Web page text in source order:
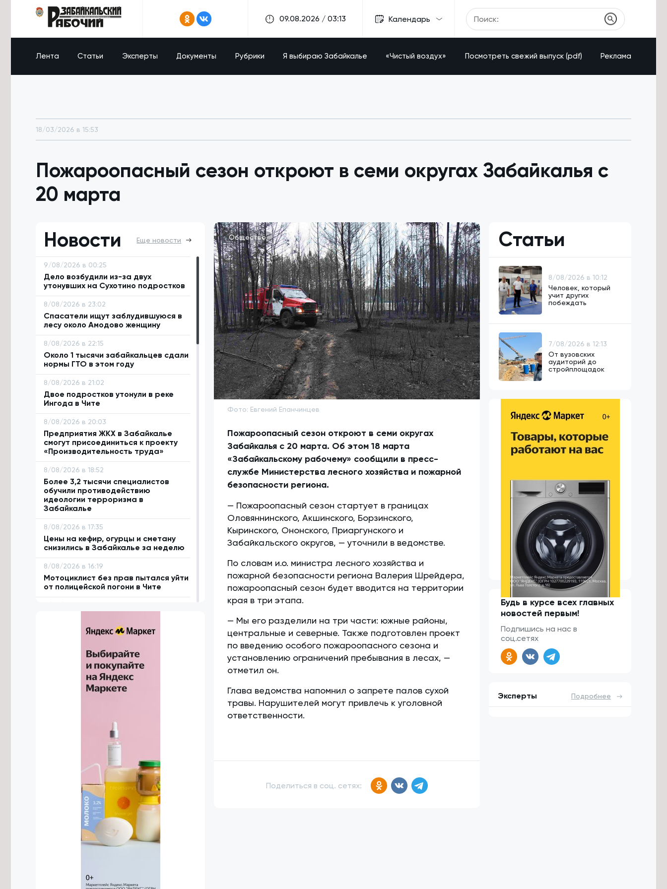
09.08.2026 / 03:13 Календарь
Лента Статьи Эксперты Документы Рубрики Я выбираю Забайкалье «Чистый воздух» Посмотреть свежий выпуск (pdf) Реклама
18/03/2026 в 15:53
Пожароопасный сезон откроют в семи округах Забайкалья с
20 марта
Новости
Еще новости
9/08/2026 в 00:25
Дело возбудили из-за двух
утонувших на Сухотино подростков
8/08/2026 в 23:02
Спасатели ищут заблудившуюся в
лесу около Амодово женщину
8/08/2026 в 22:15
Около 1 тысячи забайкальцев сдали
нормы ГТО в этом году
8/08/2026 в 21:02
Двое подростков утонули в реке
Ингода в Чите
8/08/2026 в 20:03
Предприятия ЖКХ в Забайкалье
смогут присоединиться к проекту
«Производительность труда»
8/08/2026 в 18:52
Более 3,2 тысячи специалистов
обучили противодействию
идеологии терроризма в
Забайкалье
8/08/2026 в 17:35
Цены на кефир, огурцы и сметану
снизились в Забайкалье за неделю
8/08/2026 в 16:19
Мотоциклист без прав пытался уйти
от полицейской погони в Чите
жизни расширяются в Забайкалье
8/08/2026 в 15:06
В Забайкалье стали добывать
больше полезных ископаемых в
уничтожать противника дронами-
Лосиха и её детёныш попали в
объектив фотоловушки в
8/08/2026 в 11:23
Центр национальных игр планируют
открыть в Забайкальском крае
8/08/2026 в 10:55
Осипов: Забайкальские тренеры
8/08/2026 в 10:02
Общество
Фото: Евгений Епанчинцев
Пожароопасный сезон откроют в семи округах
Забайкалья с 20 марта. Об этом 18 марта
«Забайкальскому рабочему» сообщили в пресс-
службе Министерства лесного хозяйства и пожарной
безопасности региона.
— Пожароопасный сезон стартует в границах
Оловяннинского, Акшинского, Борзинского,
Кыринского, Ононского, Приаргунского и
Забайкальского округов, — уточнили в ведомстве.
По словам и.о. министра лесного хозяйства и
пожарной безопасности региона Валерия Шрейдера,
пожароопасный сезон будет вводится на территории
края в три этапа.
— Мы его разделили на три части: южные районы,
центральные и северные. Также подготовлен проект
по введению особого пожароопасного сезона и
установлению ограничений пребывания в лесах, —
отметил он.
Глава ведомства напомнил о запрете палов сухой
травы. Нарушителей могут привлечь к уголовной
ответственности.
Поделиться в соц. сетях:
Статьи
8/08/2026 в 10:12
Человек, который
учит других
побеждать
7/08/2026 в 12:13
От вузовских
аудиторий до
стройплощадок
Будь в курсе всех главных
новостей первым!
Подпишись на нас в
соц.сетях
Эксперты Подробнее